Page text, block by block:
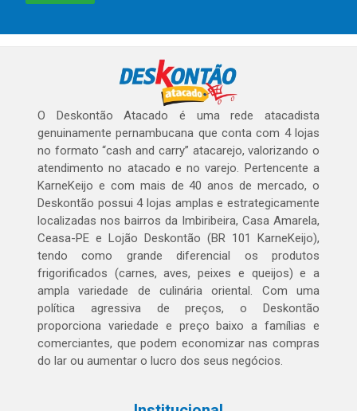
O Deskontão Atacado é uma rede atacadista
genuinamente pernambucana que conta com 4 lojas
no formato “cash and carry” atacarejo, valorizando o
atendimento no atacado e no varejo. Pertencente a
KarneKeijo e com mais de 40 anos de mercado, o
Deskontão possui 4 lojas amplas e estrategicamente
localizadas nos bairros da Imbiribeira, Casa Amarela,
Ceasa-PE e Lojão Deskontão (BR 101 KarneKeijo),
tendo como grande diferencial os produtos
frigorificados (carnes, aves, peixes e queijos) e a
ampla variedade de culinária oriental. Com uma
política agressiva de preços, o Deskontão
proporciona variedade e preço baixo a famílias e
comerciantes, que podem economizar nas compras
do lar ou aumentar o lucro dos seus negócios.